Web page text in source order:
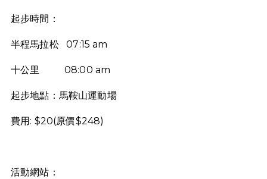
起步時間：
半程馬拉松 07:15 am
十公里 08:00 am
起步地點：馬鞍山運動場
費用: $20(原價$248)
活動網站：